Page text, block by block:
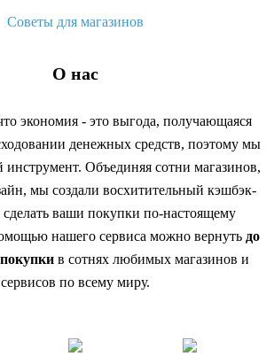
Советы для магазинов
О нас
экономия - это выгода, получающаяся
денежных средств, поэтому мы
инструмент. Объединяя сотни магазинов,
мы создали восхитительный кэшбэк-
сделать ваши покупки по-настоящему
нашего сервиса можно вернуть до
в сотнях любимых магазинов и
сервисов по всему миру.